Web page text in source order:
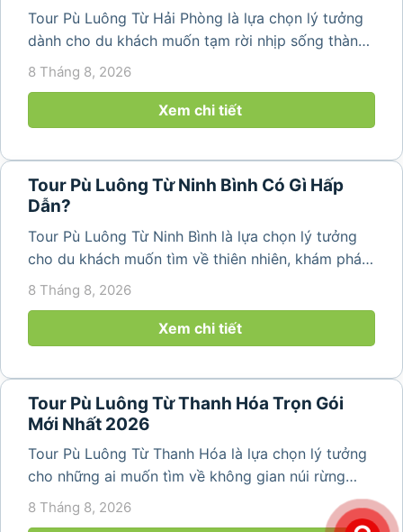
Tour Pù Luông Từ Hải Phòng là lựa chọn lý tưởng
dành cho du khách muốn tạm rời nhịp sống thành
phố để tìm về không gian núi rừng trong lành,
thang đặc trưng. Từ...
8 Tháng 8, 2026
Xem chi tiết
Tour Pù Luông Từ Ninh Bình Có Gì Hấp
Dẫn?
Tour Pù Luông Từ Ninh Bình là lựa chọn lý tưởng
cho du khách muốn tìm về thiên nhiên, khám phá
bản làng và tận hưởng không gian nghỉ dưỡng yên
bình. Với lịch trình 2N1Đ hoặc 3N2Đ, hành trình có
8 Tháng 8, 2026
Xem chi tiết
Tour Pù Luông Từ Thanh Hóa Trọn Gói
Mới Nhất 2026
Tour Pù Luông Từ Thanh Hóa là lựa chọn lý tưởng
cho những ai muốn tìm về không gian núi rừng
trong lành, ruộng bậc thang xanh mướt và những
bản làng bình yên ngay trong một hành trình ngắn
8 Tháng 8, 2026